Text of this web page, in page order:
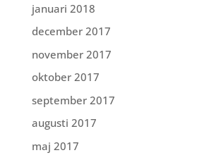
januari 2018
december 2017
november 2017
oktober 2017
september 2017
augusti 2017
maj 2017